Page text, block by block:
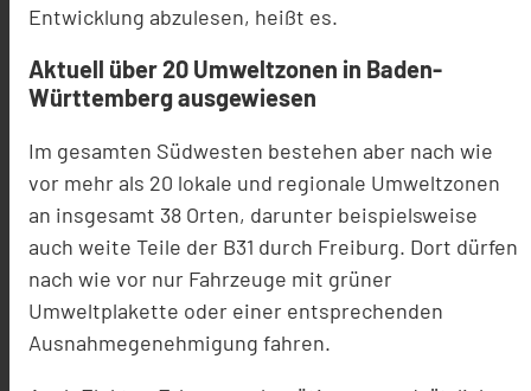
Entwicklung abzulesen, heißt es.
Aktuell über 20 Umweltzonen in Baden-
Württemberg ausgewiesen
Im gesamten Südwesten bestehen aber nach wie
vor mehr als 20 lokale und regionale Umweltzonen
an insgesamt 38 Orten, darunter beispielsweise
auch weite Teile der B31 durch Freiburg. Dort dürfen
nach wie vor nur Fahrzeuge mit grüner
Umweltplakette oder einer entsprechenden
Ausnahmegenehmigung fahren.